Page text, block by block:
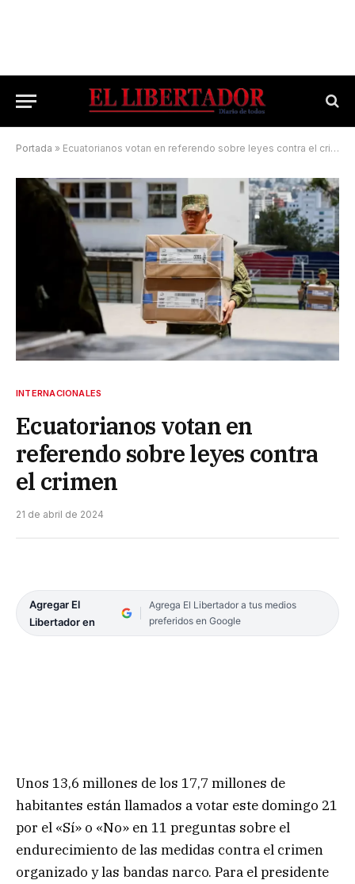
Portada » Ecuatorianos votan en referendo sobre leyes contra el crimen
INTERNACIONALES
Ecuatorianos votan en
referendo sobre leyes contra
el crimen
21 de abril de 2024
Agregar El
Libertador en
Agrega El Libertador a tus medios
preferidos en Google
Unos 13,6 millones de los 17,7 millones de
habitantes están llamados a votar este domingo 21
por el «Sí» o «No» en 11 preguntas sobre el
endurecimiento de las medidas contra el crimen
organizado y las bandas narco. Para el presidente